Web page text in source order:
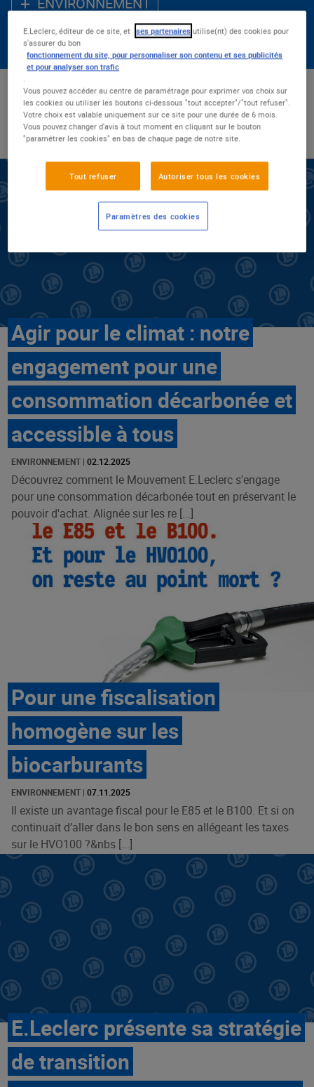
ACCÈS AU NUMÉRIQUE
Les - récents
Nombre de résultats : 54
Agir pour le climat : notre
engagement pour une
consommation décarbonée et
accessible à tous
ENVIRONNEMENT | 02.12.2025
Découvrez comment le Mouvement E.Leclerc s'engage
pour une consommation décarbonée tout en préservant le
pouvoir d'achat. Alignée sur les re [...]
Pour une fiscalisation
homogène sur les
biocarburants
ENVIRONNEMENT | 07.11.2025
Il existe un avantage fiscal pour le E85 et le B100. Et si on
continuait d’aller dans le bon sens en allégeant les taxes
sur le HVO100 ?&nbs [...]
E.Leclerc présente sa stratégie
de transition
E.Leclerc, éditeur de ce site, et ses partenaires utilise(nt) des cookies pour
s'assurer du bon
fonctionnement du site, pour personnaliser son contenu et ses publicités
et pour analyser son trafic
Vous pouvez accéder au centre de paramétrage pour exprimer vos choix sur
les cookies ou utiliser les boutons ci-dessous "tout accepter"/"tout refuser".
Votre choix est valable uniquement sur ce site pour une durée de 6 mois.
Vous pouvez changer d'avis à tout moment en cliquant sur le bouton
"paramétrer les cookies" en bas de chaque page de notre site.
Tout refuser Autoriser tous les cookies
Paramètres des cookies